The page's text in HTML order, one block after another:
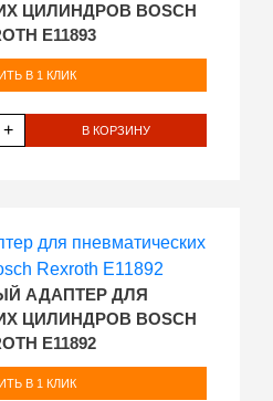
ЦИЛИНДРОВ BOSCH
E11893
В 1 КЛИК
+ В КОРЗИНУ
АДАПТЕР ДЛЯ
ЦИЛИНДРОВ BOSCH
E11892
В 1 КЛИК